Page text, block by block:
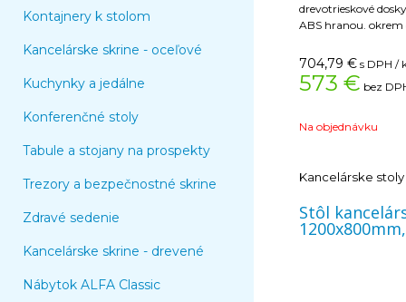
Kontajnery k stolom
Kancelárske skrine - oceľové
Kuchynky a jedálne
Konferenčné stoly
Tabule a stojany na prospekty
Trezory a bezpečnostné skrine
Zdravé sedenie
Kancelárske skrine - drevené
Nábytok ALFA Classic
drevotrieskové
ABS hranou. okrem
konferenčné stoly
Topmatt (čierna).
je charakteristický
pre horizontálne
teplý a vyznačuje
odolnosťou proti
stavebnými
pozdĺžne nosníky.
zhotovená z
704,79 € s DPH /
573 € bez
Na objednávku
Kancelárske stoly
Stôl